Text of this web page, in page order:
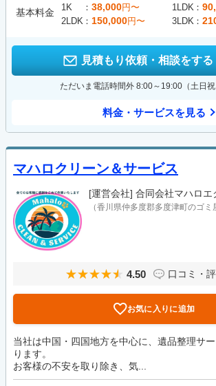
基本料金 1K 38,000円〜 1LDK
2LDK
150,000円〜 3LDK
見積もり依頼・相談をする
ただいま電話時間外 8:00～19:00（土日祝
料金・サービスを見る
マハロクリーン＆サービス
[運営会社] 合同会社マハロエ
（香川県仲多度郡多度津町のゴミ
4.50 口コミ・
お気に入りに追加
当社は中国・四国地方を中心に、遺品整理サ
ります。
お客様の不安を取り除き、気...